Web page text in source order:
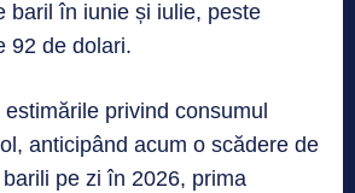
baril în iunie și iulie, peste
92 de dolari.
privind consumul
anticipând acum o scădere de
pe zi în 2026, prima